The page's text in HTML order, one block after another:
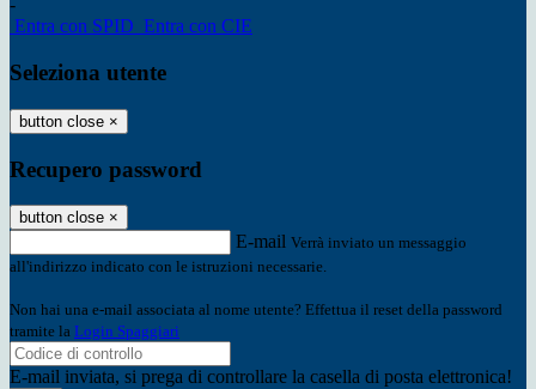
-
Entra con SPID Entra con CIE
Seleziona utente
button close ×
Recupero password
button close ×
E-mail Verrà inviato un messaggio
all'indirizzo indicato con le istruzioni necessarie.
Non hai una e-mail associata al nome utente? Effettua il reset della password
tramite la Login Spaggiari
E-mail inviata, si prega di controllare la casella di posta elettronica!